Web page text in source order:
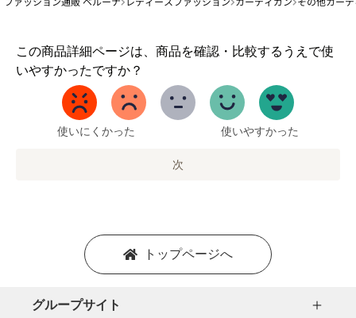
この商品詳細ページは、商品を確認・比較するうえで使
いやすかったですか？
1
か
使いにくかった 使いやすかった
次
トップページへ
グループサイト